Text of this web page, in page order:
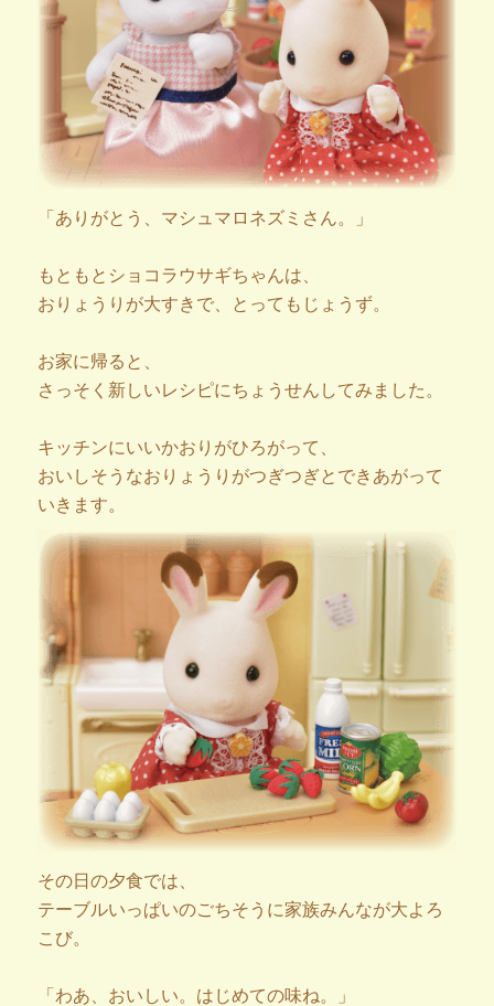
「ありがとう、マシュマロネズミさん。」
もともとショコラウサギちゃんは、
おりょうりが大すきで、とってもじょうず。
お家に帰ると、
さっそく新しいレシピにちょうせんしてみました。
キッチンにいいかおりがひろがって、
おいしそうなおりょうりがつぎつぎとできあがって
いきます。
その日の夕食では、
テーブルいっぱいのごちそうに家族みんなが大よろ
こび。
「わあ、おいしい。はじめての味ね。」